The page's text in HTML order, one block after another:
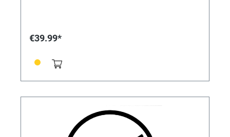
€39.99*